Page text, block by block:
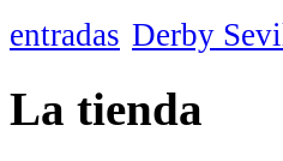
entradas Derby
La tienda